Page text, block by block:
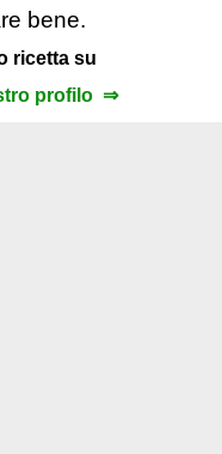
bene.
ricetta su
profilo ⇒